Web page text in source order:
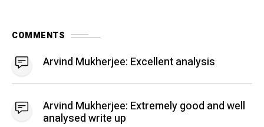
COMMENTS
Arvind Mukherjee: Excellent analysis
Arvind Mukherjee: Extremely good and well
analysed write up